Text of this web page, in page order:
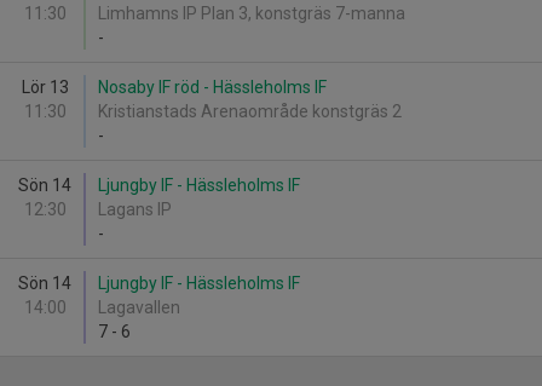
11:30
Limhamns IP Plan 3, konstgräs 7-manna
-
Lör 13
11:30
Nosaby IF röd - Hässleholms IF
Kristianstads Arenaområde konstgräs 2
-
Sön 14
12:30
Ljungby IF - Hässleholms IF
Lagans IP
-
Sön 14
14:00
Ljungby IF - Hässleholms IF
Lagavallen
7 - 6